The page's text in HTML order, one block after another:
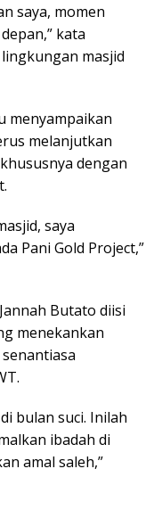
saya, momen
kata
masjid
menyampaikan
melanjutkan
dengan
saya
Pani Gold Project,”
Butato diisi
menekankan
bulan suci. Inilah
ibadah di
amal saleh,”